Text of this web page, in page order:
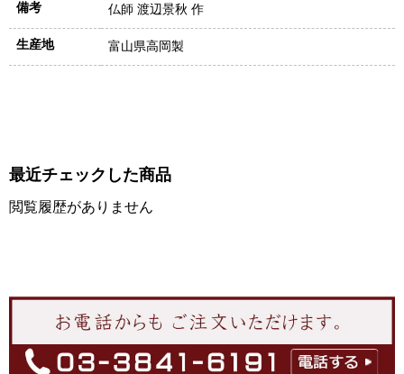
備考 仏師 渡辺景秋 作
生産地 富山県高岡製
最近チェックした商品
閲覧履歴がありません